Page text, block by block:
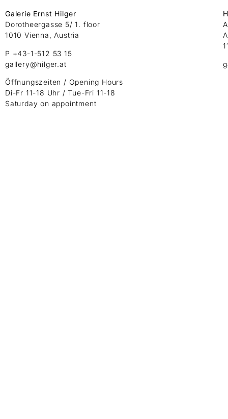
Galerie Ernst Hilger
Dorotheergasse 5/ 1. floor
1010 Vienna, Austria
P +43-1-512 53 15
gallery@hilger.at
Öffnungszeiten / Opening Hours
Di-Fr 11-18 Uhr / Tue-Fri 11-18
Saturday on appointment